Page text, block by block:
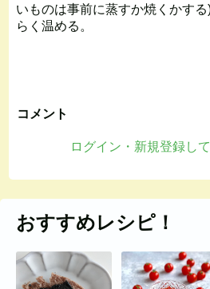
いものは事前に蒸すか焼くかす
らく温める。
コメント
ログイン・新規登録し
おすすめレシピ！